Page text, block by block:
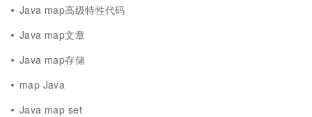
Java map高级特性代码
Java map文章
Java map存储
map Java
Java map set